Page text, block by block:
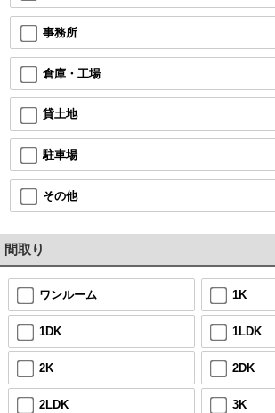
事務所
倉庫・工場
貸土地
駐車場
その他
間取り
ワンルーム 1K
1DK 1LDK
2K 2DK
2LDK 3K